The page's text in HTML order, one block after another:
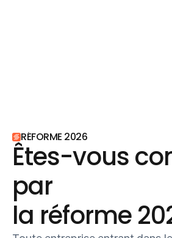
et plus…
RÉFORME 2026
Êtes-vous
par
la réforme